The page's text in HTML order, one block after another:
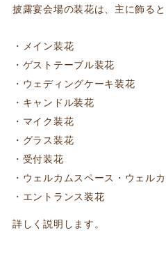
披露宴会場の装花は、主に飾る
メイン装花
ゲストテーブル装花
ウェディングケーキ装花
キャンドル装花
マイク装花
グラス装花
受付装花
ウェルカムスペース・ウェル
エントランス装花
詳しく説明します。